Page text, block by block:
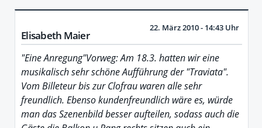
Elisabeth Maier
22. März 2010 - 14:43 Uhr
"Eine Anregung"Vorweg: Am 18.3. hatten wir eine
musikalisch sehr schöne Aufführung der "Traviata".
Vom Billeteur bis zur Clofrau waren alle sehr
freundlich. Ebenso kundenfreundlich wäre es, würde
man das Szenenbild besser aufteilen, sodass auch die